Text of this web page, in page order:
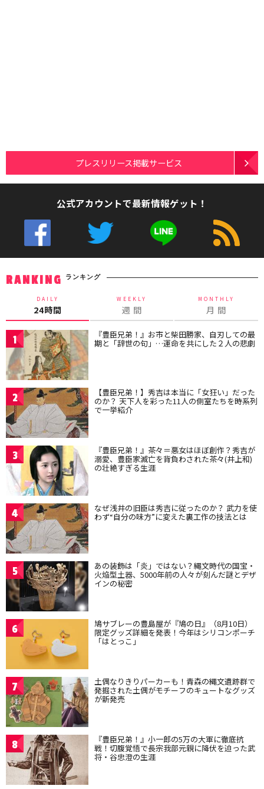
プレスリリース掲載サービス
公式アカウントで最新情報ゲット！
RANKING ランキング
DAILY
24時間
WEEKLY
週 間
MONTHLY
月 間
1 『豊臣兄弟！』お市と柴田勝家、自刃しての最
期と「辞世の句」…運命を共にした２人の悲劇
2 【豊臣兄弟！】秀吉は本当に「女狂い」だった
のか？ 天下人を彩った11人の側室たちを時系列
で一挙紹介
3 『豊臣兄弟！』茶々＝悪女はほぼ創作？秀吉が
溺愛、豊臣家滅亡を背負わされた茶々(井上和)
の壮絶すぎる生涯
4 なぜ浅井の旧臣は秀吉に従ったのか？ 武力を使
わず“自分の味方”に変えた裏工作の技法とは
5 あの装飾は「炎」ではない？縄文時代の国宝・
火焔型土器、5000年前の人々が刻んだ謎とデザ
インの秘密
6 鳩サブレーの豊島屋が『鳩の日』（8月10日）
限定グッズ詳細を発表！今年はシリコンポーチ
「はとっこ」
7 土偶なりきりパーカーも！青森の縄文遺跡群で
発掘された土偶がモチーフのキュートなグッズ
が新発売
8 『豊臣兄弟！』小一郎の5万の大軍に徹底抗
戦！切腹覚悟で長宗我部元親に降伏を迫った武
将・谷忠澄の生涯